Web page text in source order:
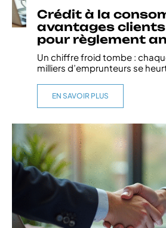
Crédit à la
avantages clients
pour règlement
Un chiffre froid tombe :
milliers d’emprunteurs se
EN SAVOIR PLUS